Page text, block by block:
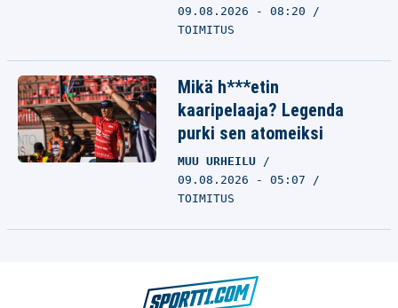
09.08.2026 - 08:20
TOIMITUS
Mikä h***etin
kaaripelaaja? Legenda
purki sen atomeiksi
MUU URHEILU
09.08.2026 - 05:07
TOIMITUS